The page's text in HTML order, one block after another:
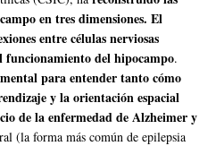
en tres dimensiones. El
entre células nerviosas
del hipocampo.
para entender tanto cómo
y la orientación espacial
de la enfermedad de Alzheimer y
(la forma más común de epilepsia